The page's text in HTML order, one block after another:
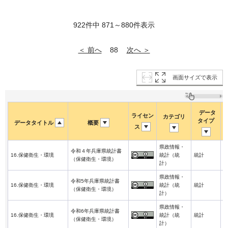
922件中 871～880件表示
＜ 前へ 88 次へ ＞
画面サイズで表示
データタイトル 概要
ライセン
ス
カテゴリ
データ
タイプ
16.保健衛生・環境
令和４年兵庫県統計書
（保健衛生・環境）
県政情報・
統計（統
計）
統計
16.保健衛生・環境
令和5年兵庫県統計書
（保健衛生・環境）
県政情報・
統計（統
計）
統計
16.保健衛生・環境
令和6年兵庫県統計書
（保健衛生・環境）
県政情報・
統計（統
計）
統計